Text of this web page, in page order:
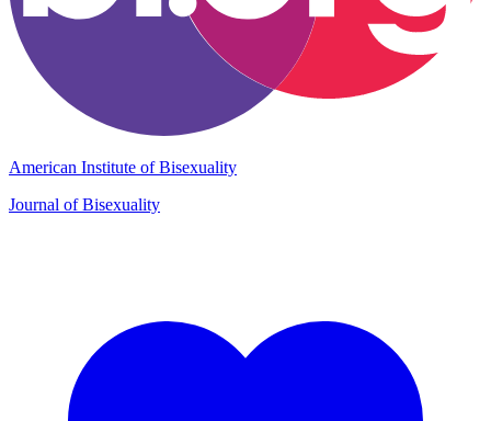
American Institute of Bisexuality
Journal of Bisexuality